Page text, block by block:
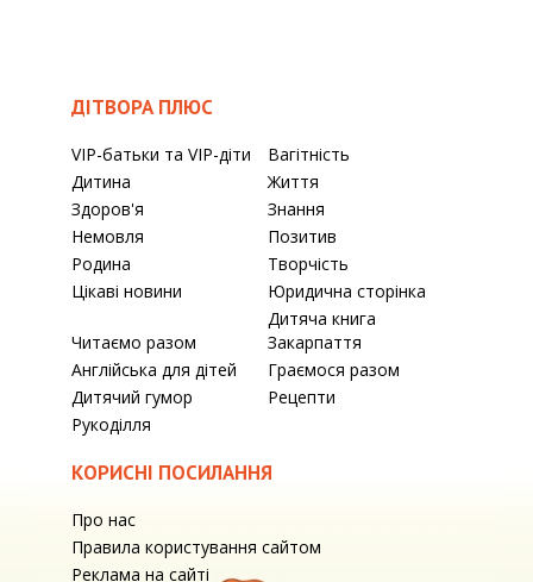
ДІТВОРА ПЛЮС
VIP-батьки та VIP-діти
Вагітність
Дитина
Життя
Здоров'я
Знання
Немовля
Позитив
Родина
Творчість
Цікаві новини
Юридична сторінка
Читаємо разом
Дитяча книга
Закарпаття
Англійська для дітей
Граємося разом
Дитячий гумор
Рецепти
Рукоділля
КОРИСНІ ПОСИЛАННЯ
Про нас
Правила користування сайтом
Реклама на сайті